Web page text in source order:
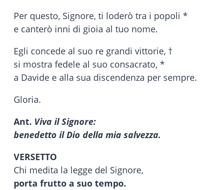
Per questo, Signore, ti loderò tra i popoli *
e canterò inni di gioia al tuo nome.
Egli concede al suo re grandi vittorie, †
si mostra fedele al suo consacrato, *
a Davide e alla sua discendenza per sempre.
Gloria.
Ant. Viva il Signore:
benedetto il Dio della mia salvezza.
VERSETTO
Chi medita la legge del Signore,
porta frutto a suo tempo.